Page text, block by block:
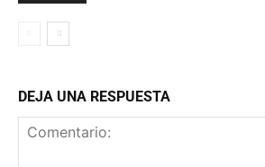
DEJA UNA RESPUESTA